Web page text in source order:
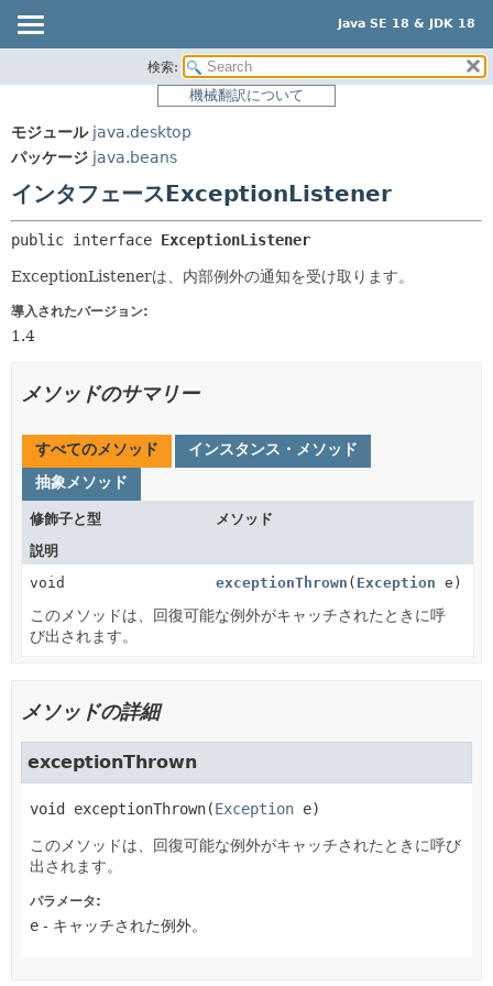
Java SE 18 & JDK 18
パッケージ
使用
ツリー
プレビュー
新規
非推奨
サマリー:
ネスト済
メソッド
詳細:
フィールド
検索:
機械翻訳について
モジュール java.desktop
パッケージ java.beans
インタフェースExceptionListener
public interface ExceptionListener
ExceptionListenerは、内部例外の通知を受け取ります。
導入されたバージョン:
1.4
メソッドのサマリー
すべてのメソッド
インスタンス・メソッド
抽象メソッド
修飾子と型
メソッド
説明
void
exceptionThrown ( Exception e)
このメソッドは、回復可能な例外がキャッチされたときに呼
び出されます。
メソッドの詳細
exceptionThrown
void exceptionThrown(Exception e)
このメソッドは、回復可能な例外がキャッチされたときに呼び
出されます。
パラメータ:
e - キャッチされた例外。